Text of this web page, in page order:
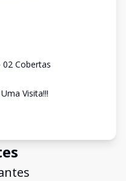
Cobertas
Visita!!!